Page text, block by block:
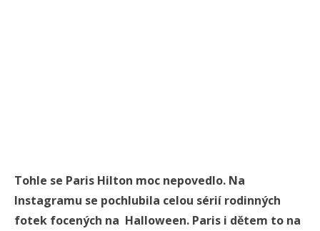
Tohle se Paris Hilton moc nepovedlo. Na
Instagramu se pochlubila celou sérií rodinných
fotek focených na Halloween. Paris i dětem to na